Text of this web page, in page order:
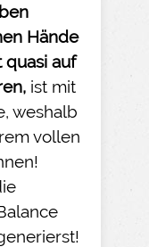
Hände
quasi auf
ist mit
weshalb
vollen